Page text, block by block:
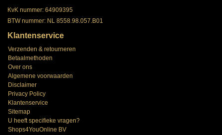
KvK nummer: 64909395
BTW nummer: NL 8558.98.057.B01
Klantenservice
Verzenden & retourneren
Betaalmethoden
Over ons
Algemene voorwaarden
Disclaimer
Privacy Policy
Klantenservice
Sitemap
U heeft specifieke vragen?
Shops4YouOnline BV